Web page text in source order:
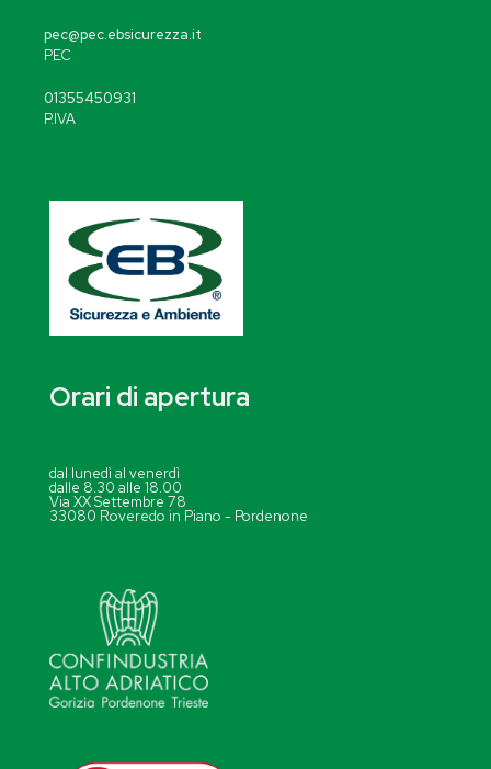
pec@pec.ebsicurezza.it
PEC
01355450931
P.IVA
Orari di apertura
dal lunedì al venerdì
dalle 8.30 alle 18.00
Via XX Settembre 78
33080 Roveredo in Piano - Pordenone